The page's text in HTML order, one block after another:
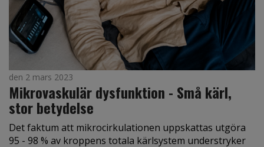
den 2 mars 2023
Mikrovaskulär dysfunktion - Små kärl,
stor betydelse
Det faktum att mikrocirkulationen uppskattas utgöra
95 - 98 % av kroppens totala kärlsystem understryker